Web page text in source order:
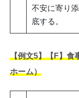
不安に寄り
底する。
【例文5】【F】食
ホーム）